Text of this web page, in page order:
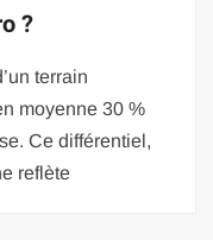
?
terrain
moyenne 30 %
Ce différentiel,
reflète